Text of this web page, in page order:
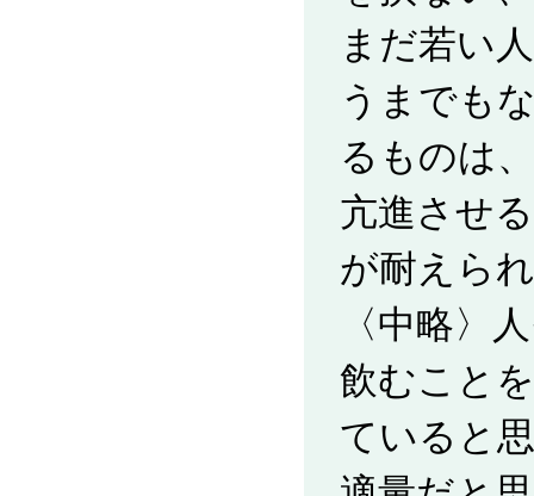
まだ若い
うまでも
るものは
亢進させ
が耐えら
〈中略〉
飲むこと
ていると